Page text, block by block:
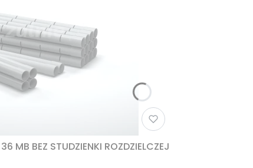
MB BEZ STUDZIENKI ROZDZIELCZEJ